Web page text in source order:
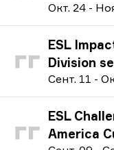
Окт. 24 - Н
ESL
Division
Сент. 11 - О
ESL
America